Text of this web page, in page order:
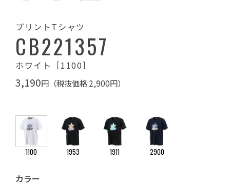
プリントTシャツ
CB221357
ホワイト［1100］
3,190円（税抜価格 2,900円）
1100 1953 1911 2900
カラー